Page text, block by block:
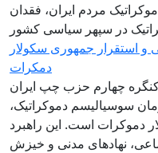
مردم ایران، فقدان
و استقرار جمهوری سکولار
دمکرات
چهارم حزب چپ ایران
سوسیالیسم دموکراتیک،
دموکرات است. این راهبرد